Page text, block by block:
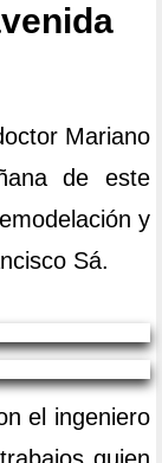
Mariano
de este
y
Sá.
el ingeniero